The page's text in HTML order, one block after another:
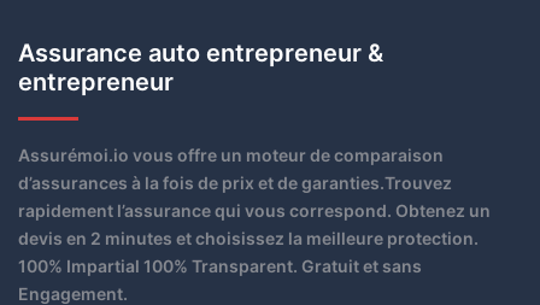
Assurance auto entrepreneur &
entrepreneur
Assurémoi.io vous offre un moteur de comparaison
d’assurances à la fois de prix et de garanties.Trouvez
rapidement l’assurance qui vous correspond. Obtenez un
devis en 2 minutes et choisissez la meilleure protection.
100% Impartial 100% Transparent. Gratuit et sans
Engagement.